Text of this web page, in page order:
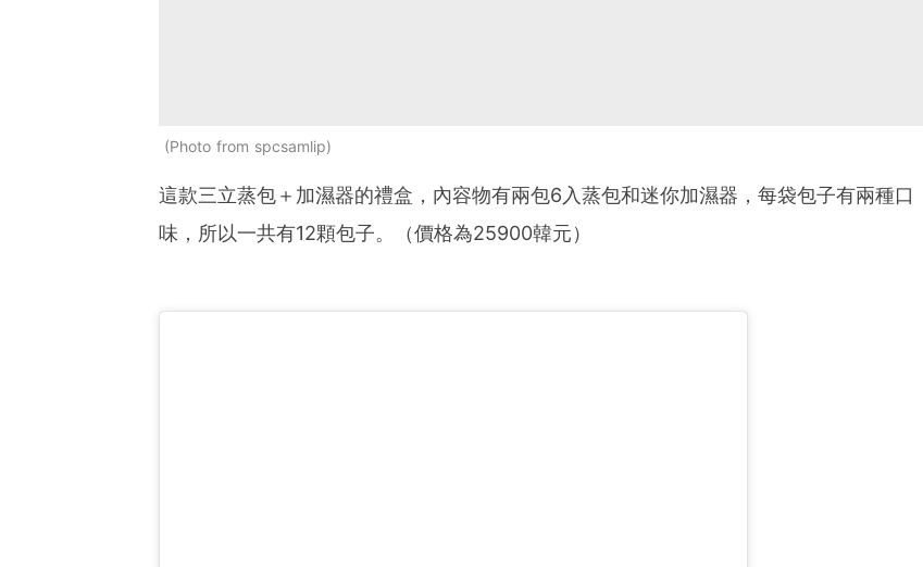
Photo from spcsamlip
這款三立蒸包＋加濕器的禮盒，內容物有兩包6入蒸包和迷你加濕器，每袋包子有兩種口
味，所以一共有12顆包子。（價格為25900韓元）